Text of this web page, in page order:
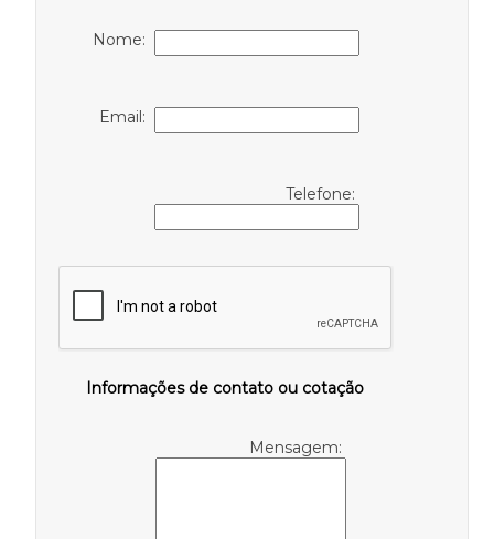
Nome:
Email:
Telefone:
Informações de contato ou cotação
Mensagem: